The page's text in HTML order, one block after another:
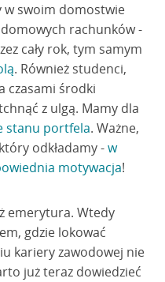
w swoim domostwie
rachunków -
cały rok, tym samym
. Również studenci,
czasami środki
z ulgą. Mamy dla
stanu portfela. Ważne,
odkładamy -w
motywacja!
emerytura. Wtedy
gdzie lokować
kariery zawodowej nie
już teraz dowiedzieć